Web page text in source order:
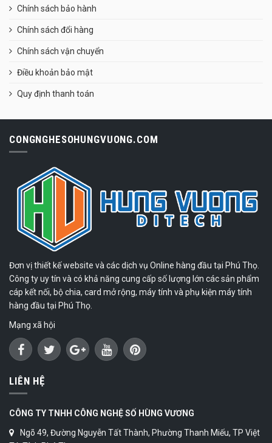
Chính sách bảo hành
Chính sách đổi hàng
Chính sách vận chuyển
Điều khoản bảo mật
Quy định thanh toán
CONGNGHESOHUNGVUONG.COM
Đơn vị thiết kế website và các dịch vụ Online hàng đầu tại Phú Thọ.
Công ty uy tín và có khả năng cung cấp số lượng lớn các sản phẩm
cáp kết nối, bộ chia, card mở rộng, máy tính và phụ kiện máy tính
hàng đầu tại Phú Thọ.
Mạng xã hội
LIÊN HỆ
CÔNG TY TNHH CÔNG NGHỆ SỐ HÙNG VƯƠNG
Ngõ 49, Đường Nguyễn Tất Thành, Phường Thanh Miếu, TP Việt